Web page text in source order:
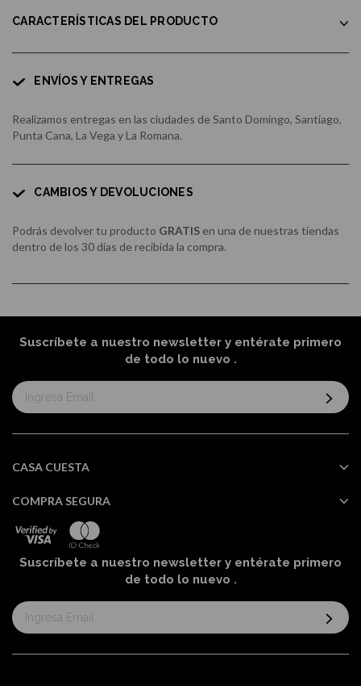
CARACTERÍSTICAS DEL PRODUCTO
ENVÍOS Y ENTREGAS
Realizamos entregas en las ciudades de Santo Domingo, Santiago,
Punta Cana, La Vega y La Romana.
CAMBIOS Y DEVOLUCIONES
Podrás devolver tu producto GRATIS en una de nuestras tiendas
dentro de los 30 días de recibida la compra.
Suscríbete a nuestro newsletter y entérate primero
de todo lo nuevo .
Suscríbase
al
informativo:
CASA CUESTA
COMPRA SEGURA
Suscríbete a nuestro newsletter y entérate primero
de todo lo nuevo .
Suscríbase
al
informativo: